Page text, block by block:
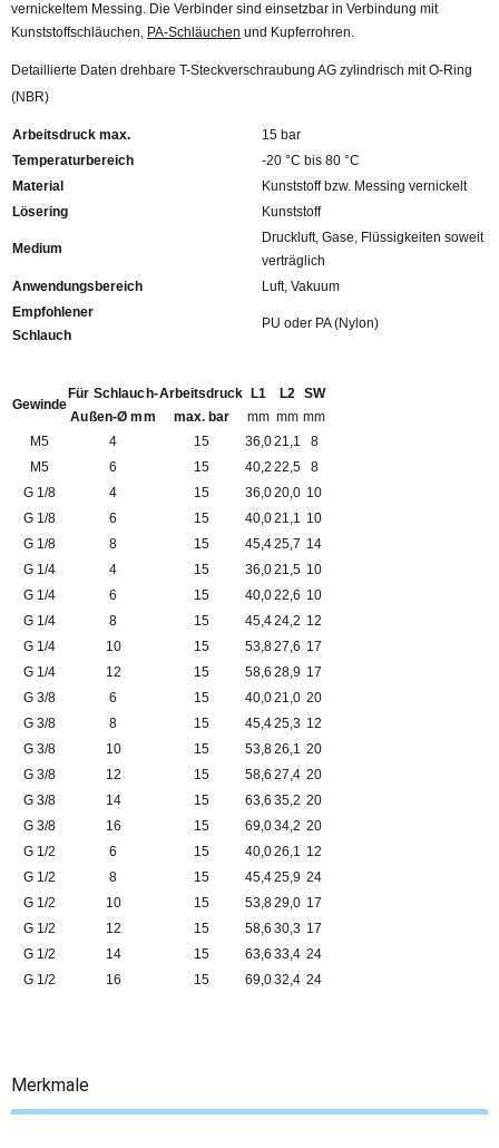
vernickeltem Messing. Die Verbinder sind einsetzbar in Verbindung mit
Kunststoffschläuchen, PA-Schläuchen und Kupferrohren.
Detaillierte Daten drehbare T-Steckverschraubung AG zylindrisch mit O-Ring
(NBR)
Arbeitsdruck max.
15 bar
Temperaturbereich
-20 °C bis 80 °C
Material
Kunststoff bzw. Messing vernickelt
Lösering
Kunststoff
Medium
Druckluft, Gase, Flüssigkeiten soweit
verträglich
Anwendungsbereich
Luft, Vakuum
Empfohlener
Schlauch
PU oder PA (Nylon)
Gewinde
Für Schlauch-
Außen-Ø mm
Arbeitsdruck
max. bar
L1
mm
L2
mm
SW
mm
M5
4 15 36,021,1
8
M5
6 15 40,2 22,5
8
G 1/8
4 15 36,020,0 10
G 1/8
6 15 40,021,1 10
G 1/8
8 15 45,425,7 14
G 1/4
4 15 36,021,5 10
G 1/4
6 15 40,022,6 10
G 1/4
8 15 45,424,2 12
G 1/4
10 15 53,827,6 17
G 1/4
12 15 58,6 28,9 17
G 3/8
6 15 40,021,0 20
G 3/8
8 15 45,425,3 12
G 3/8
10 15 53,826,1 20
G 3/8
12 15 58,6 27,4 20
G 3/8
14 15 63,6 35,2 20
G 3/8
16 15 69,034,2 20
G 1/2
6 15 40,026,1 12
G 1/2
8 15 45,425,9 24
G 1/2
10 15 53,829,0 17
G 1/2
12 15 58,6 30,3 17
G 1/2
14 15 63,6 33,4 24
G 1/2
16 15 69,032,4 24
Merkmale